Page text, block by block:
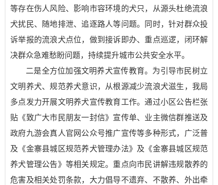
等存在伤人风险、影响市容环境的犬只，从源头杜绝流浪
犬扰民、随地排泄、追逐路人等问题。同时，针对群众投
诉举报的流浪犬点位，做到接诉即办、重点巡逻，闭环解
决群众急难愁盼问题，持续提升城市公共安全水平。
二是全方位加强文明养犬宣传教育。为引导市民树立
文明养犬、规范养犬意识，从根源减少流浪犬滋生，我局
多点发力开展文明养犬宣传教育工作。通过小区公告栏张
贴《致广大市民朋友一封信》宣传单、业主微信群推送及
政府九游会真人官网公众号推广宣传等多种形式，广泛普
及《金寨县城区规范养犬管理办法》及《金寨县城区规范
养犬管理公告》等相关规定。重点向市民讲解违规散养的
危害及相关处罚条款，大力倡导不遗弃、不散养、外出牵